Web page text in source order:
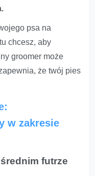
psa na
chcesz, aby
groomer może
że twój pies
w zakresie
futrze